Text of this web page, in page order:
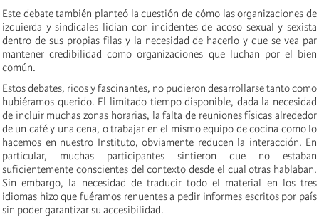
Este debate también planteó la cuestión de cómo las organizaciones de
izquierda y sindicales lidian con incidentes de acoso sexual y sexista
dentro de sus propias filas y la necesidad de hacerlo y que se vea par
mantener credibilidad como organizaciones que luchan por el bien
común.
Estos debates, ricos y fascinantes, no pudieron desarrollarse tanto como
hubiéramos querido. El limitado tiempo disponible, dada la necesidad
de incluir muchas zonas horarias, la falta de reuniones físicas alrededor
de un café y una cena, o trabajar en el mismo equipo de cocina como lo
hacemos en nuestro Instituto, obviamente reducen la interacción. En
particular, muchas participantes sintieron que no estaban
suficientemente conscientes del contexto desde el cual otras hablaban.
Sin embargo, la necesidad de traducir todo el material en los tres
idiomas hizo que fuéramos renuentes a pedir informes escritos por país
sin poder garantizar su accesibilidad.